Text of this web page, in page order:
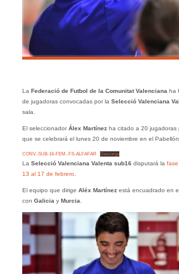
La Federació de Futbol de la Comunitat Valenciana ha
de jugadoras convocadas por la Selecció Valenciana
sala.
El seleccionadorÁlex Martínezha citado a 20 jugadoras
que se celebrará el lunes 20 de noviembre en el Pabellón
CONV.-SUB-16-FEM.-FS-ALFAFAR Descarga
La Selecció Valenciana Valenta sub16 disputará la
13 al 17 de febrero.
El equipo que dirige Aléx Martínezestá encuadrado en
con Galicia y Murcia